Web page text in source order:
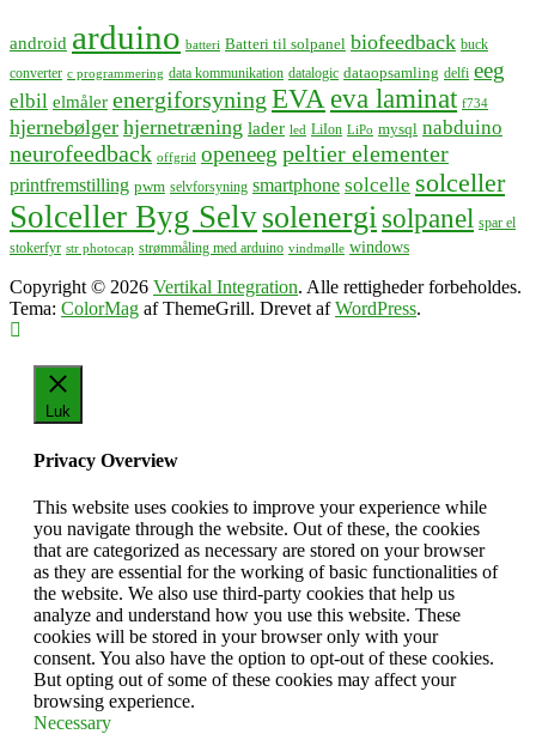
android arduino batteri Batteri til solpanel biofeedback buck
converter c programmering data kommunikation datalogic dataopsamling delfi eeg
elbil elmåler energiforsyning EVA eva laminat f734
hjernebølger hjernetræning lader led LiIon LiPo mysql nabduino
neurofeedback offgrid openeeg peltier elementer
printfremstilling pwm selvforsyning smartphone solcelle solceller
Solceller Byg Selvsolenergisolpanel spar el
stokerfyr str photocap strømmåling med arduino vindmølle windows
Copyright © 2026 Vertikal Integration. Alle rettigheder forbeholdes.
Tema: ColorMag af ThemeGrill. Drevet afWordPress.
Luk
Privacy Overview
This website uses cookies to improve your experience while
you navigate through the website. Out of these, the cookies
that are categorized as necessary are stored on your browser
as they are essential for the working of basic functionalities of
the website. We also use third-party cookies that help us
analyze and understand how you use this website. These
cookies will be stored in your browser only with your
consent. You also have the option to opt-out of these cookies.
But opting out of some of these cookies may affect your
browsing experience.
Necessary